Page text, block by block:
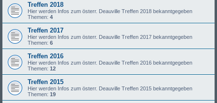
Treffen 2018
Hier werden Infos zum österr. Deauville Treffen 2018 bekanntgegeben
Themen: 4
Treffen 2017
Hier werden Infos zum österr. Deauville Treffen 2017 bekanntgegeben
Themen: 6
Treffen 2016
Hier werden Infos zum österr. Deauville Treffen 2016 bekanntgegeben
Themen: 12
Treffen 2015
Hier werden Infos zum österr. Deauville Treffen 2015 bekanntgegeben
Themen: 19